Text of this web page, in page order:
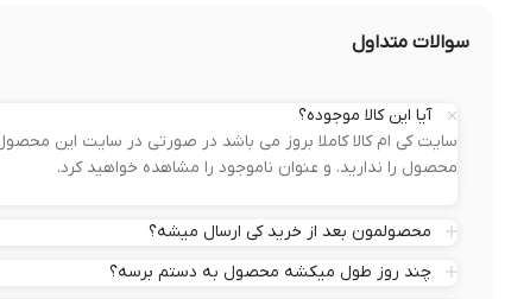
سوالات متداول
آیا این کالا موجوده؟
سایت کی ام کالا کاملا بروز می باشد در صورتی در سایت این
محصول را ندارید. و عنوان ناموجود را مشاهده خواهید کرد.
محصولمون بعد از خرید کی ارسال میشه؟
چند روز طول میکشه محصول به دستم برسه؟